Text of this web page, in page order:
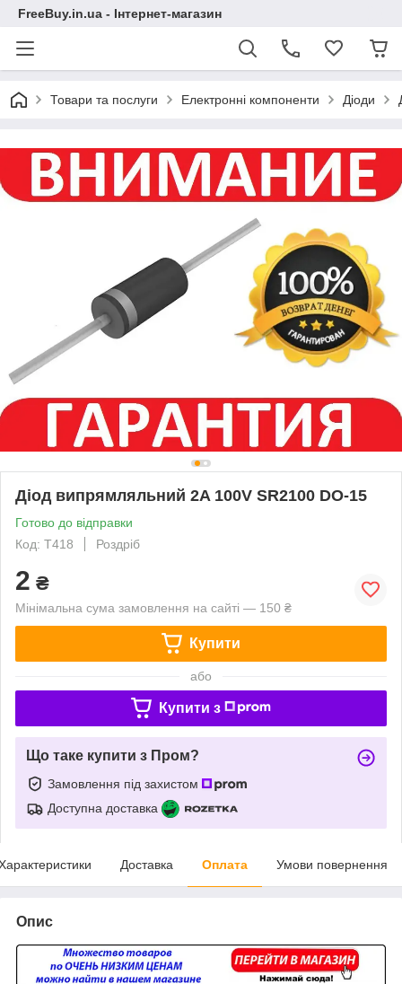
FreeBuy.in.ua - Інтернет-магазин
Товари та послуги Електронні компоненти Діоди
Діод випрямляльний 2A 100V SR2100 DO-15
Готово до відправки
Код: Т418
Роздріб
2 ₴
Мінімальна сума замовлення на сайті — 150 ₴
Купити
або
Купити з
Що таке купити з Пром?
Замовлення під захистом
Доступна доставка
Доставка Оплата Умови повернення
Опис